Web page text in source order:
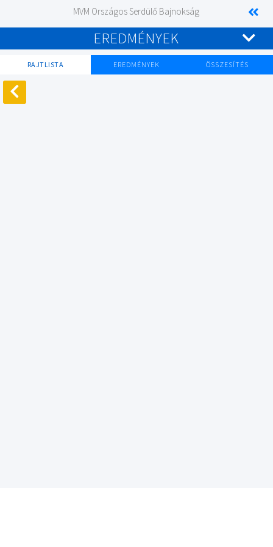
MVM Országos Serdülő Bajnokság
EREDMÉNYEK
RAJTLISTA EREDMÉNYEK ÖSSZESÍTÉS